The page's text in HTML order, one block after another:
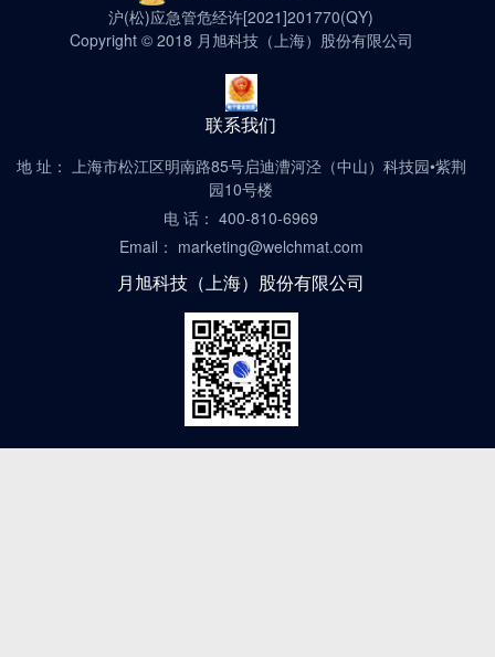
沪(松)应急管危经许[2021]201770(QY)
Copyright © 2018 月旭科技（上海）股份有限公司
联系我们
地 址： 上海市松江区明南路85号启迪漕河泾（中山）科技园•紫荆
园10号楼
电 话： 400-810-6969
Email： marketing@welchmat.com
月旭科技（上海）股份有限公司